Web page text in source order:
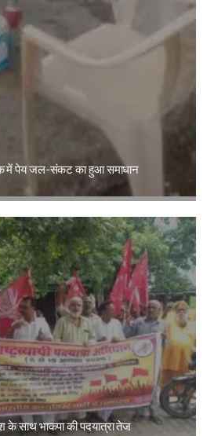
में पेय जल-संकट का हुआ समाधान
के साथ भाकपा की पदयात्रा तेज